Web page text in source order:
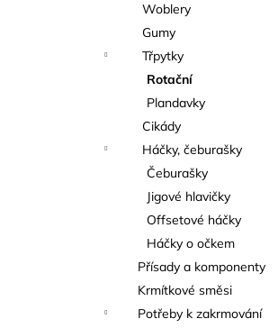
Woblery
Gumy
Třpytky
Rotační
Plandavky
Cikády
Háčky, čeburašky
Čeburašky
Jigové hlavičky
Offsetové háčky
Háčky o očkem
Přísady a komponenty
Krmítkové směsi
Potřeby k zakrmování